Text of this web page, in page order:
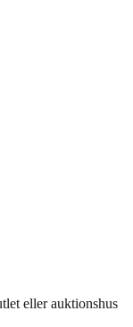
eller auktionshus